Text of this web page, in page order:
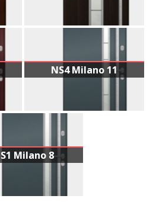
NS4 Milano 11
Milano 8